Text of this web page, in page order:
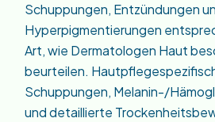
Schuppungen, Entzündungen
Hyperpigmentierungen
Art, wie Dermatologen Haut
beurteilen.
Schuppungen, Melanin-/
und detaillierte